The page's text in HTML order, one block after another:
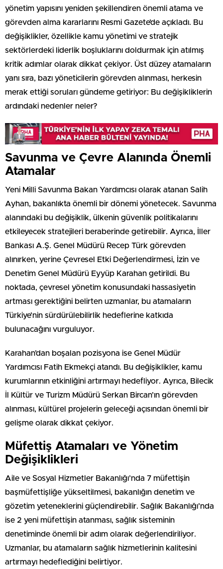
yönetim yapısını yeniden şekillendiren önemli atama ve
görevden alma kararlarını Resmi Gazete’de açıkladı. Bu
değişiklikler, özellikle kamu yönetimi ve stratejik
sektörlerdeki liderlik boşluklarını doldurmak için atılmış
kritik adımlar olarak dikkat çekiyor. Üst düzey atamaların
yanı sıra, bazı yöneticilerin görevden alınması, herkesin
merak ettiği soruları gündeme getiriyor: Bu değişikliklerin
ardındaki nedenler neler?
Savunma ve Çevre Alanında Önemli
Atamalar
Yeni Milli Savunma Bakan Yardımcısı olarak atanan Salih
Ayhan, bakanlıkta önemli bir dönemi yönetecek. Savunma
alanındaki bu değişiklik, ülkenin güvenlik politikalarını
etkileyecek stratejileri beraberinde getirebilir. Ayrıca, İller
Bankası A.Ş. Genel Müdürü Recep Türk görevden
alınırken, yerine Çevresel Etki Değerlendirmesi, İzin ve
Denetim Genel Müdürü Eyyüp Karahan getirildi. Bu
noktada, çevresel yönetim konusundaki hassasiyetin
artması gerektiğini belirten uzmanlar, bu atamaların
Türkiye’nin sürdürülebilirlik hedeflerine katkıda
bulunacağını vurguluyor.
Karahan’dan boşalan pozisyona ise Genel Müdür
Yardımcısı Fatih Ekmekçi atandı. Bu değişiklikler, kamu
kurumlarının etkinliğini artırmayı hedefliyor. Ayrıca, Bilecik
İl Kültür ve Turizm Müdürü Serkan Bircan’ın görevden
alınması, kültürel projelerin geleceği açısından önemli bir
gelişme olarak dikkat çekiyor.
Müfettiş Atamaları ve Yönetim
Değişiklikleri
Aile ve Sosyal Hizmetler Bakanlığı’nda 7 müfettişin
başmüfettişliğe yükseltilmesi, bakanlığın denetim ve
gözetim yeteneklerini güçlendirebilir. Sağlık Bakanlığı’nda
ise 2 yeni müfettişin atanması, sağlık sisteminin
denetiminde önemli bir adım olarak değerlendiriliyor.
Uzmanlar, bu atamaların sağlık hizmetlerinin kalitesini
artırmayı hedeflediğini belirtiyor.